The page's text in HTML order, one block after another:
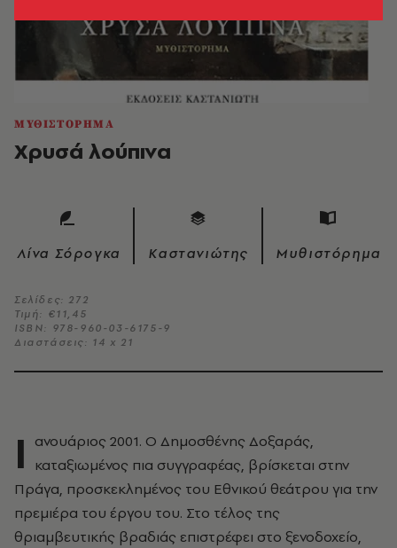
ΜΥΘΙΣΤΟΡΗΜΑ
Χρυσά λούπινα
Λίνα Σόρογκα Καστανιώτης Μυθιστόρημα
Σελίδες: 272
Τιμή: €11,45
ISBN: 978-960-03-6175-9
Διαστάσεις: 14 x 21
Ι ανουάριος 2001. Ο Δημοσθένης Δοξαράς,
καταξιωμένος πια συγγραφέας, βρίσκεται στην
Πράγα, προσκεκλημένος του Εθνικού θεάτρου για την
πρεμιέρα του έργου του. Στο τέλος της
θριαμβευτικής βραδιάς επιστρέφει στο ξενοδοχείο,